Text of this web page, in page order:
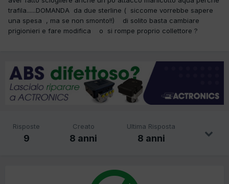
trafila......DOMANDA da due sterline ( siccome vorrebbe sapere
una spesa , ma se non smonto!!) di solito basta cambiare
prigionieri e fare modifica o si rompe proprio collettore ?
Risposte
9
Creato
8 anni
Ultima Risposta
8 anni